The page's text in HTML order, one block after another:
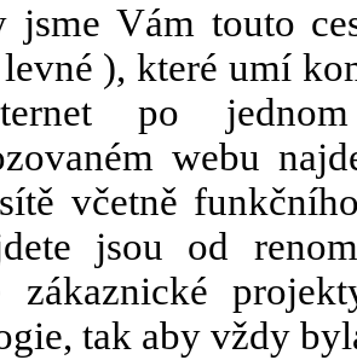
jsme Vám touto
), které umí
po
webu
včetně
jsou od
zákaznické
tak aby vždy